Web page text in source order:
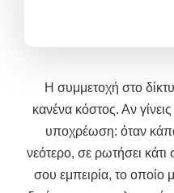
Η συμμετοχή στο
κανένα κόστος. Αν
υποχρέωση: όταν
νεότερο, σε ρωτήσει κάτι
σου εμπειρία, το οποίο